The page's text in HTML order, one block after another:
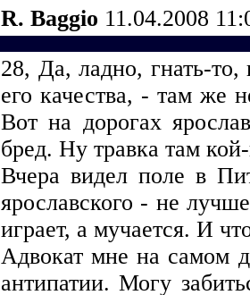
R. Baggio 11.04.2008
28, Да, ладно, гнать-то,
его качества, - там же
Вот на дорогах
бред. Ну травка там
Вчера видел поле в
ярославского - не
играет, а мучается. И
Адвокат мне на самом
антипатии. Могу